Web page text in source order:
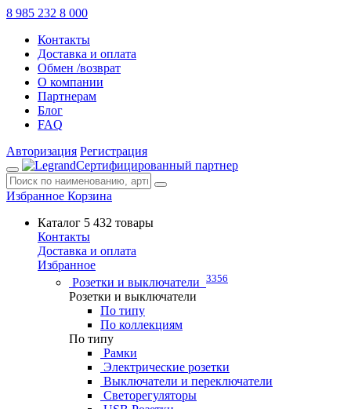
8 985 232 8 000
Контакты
Доставка и оплата
Обмен /возврат
О компании
Партнерам
Блог
FAQ
Авторизация Регистрация
Сертифицированный партнер
Избранное Корзина
Каталог 5 432 товары
Контакты
Доставка и оплата
Избранное
Розетки и выключатели 3356
Розетки и выключатели
По типу
По коллекциям
По типу
Рамки
Электрические розетки
Выключатели и переключатели
Светорегуляторы